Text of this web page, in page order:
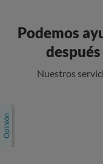
Podemos
Nuestros